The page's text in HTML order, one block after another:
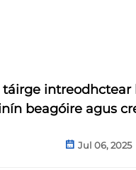
táirge intreodhctear
beagóire agus
Jul 06, 2025